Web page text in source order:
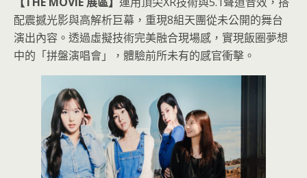
配震撼光影與高解析巨幕，重現8組天團從未公開的舞台
演出內容。透過虛擬技術完美融合現場感，實現飯圈夢想
中的「拼盤演唱會」，體驗前所未有的感官衝擊。